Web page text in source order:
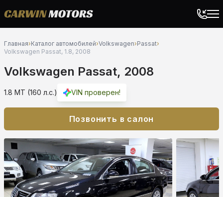
Главная›Каталог автомобилей›Volkswagen›Passat›
Volkswagen Passat, 1.8, 2008
Volkswagen Passat, 2008
1.8 MT (160 л.с.) VIN проверен!
Позвонить в салон